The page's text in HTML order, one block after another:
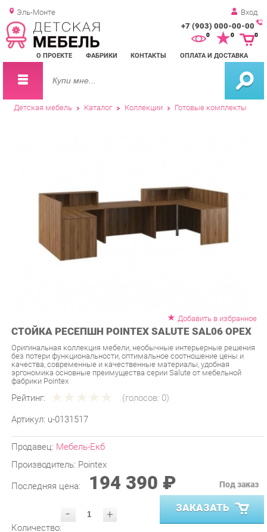
Эль-Монте Вход
+7 (903) 000-00-00
О ПРОЕКТЕ ФАБРИКИ КОНТАКТЫ ОПЛАТА И ДОСТАВКА
0 0
Детская мебель Каталог Коллекции Готовые комплекты
СТОЙКА РЕСЕПШН POINTEX SALUTE SAL06 ОРЕХ
Оригинальная коллекция мебели, необычные интерьерные решения
качества, современные и качественные материалы, удобная
эргономика основные преимущества серии Salute от мебельной
фабрики Pointex
Рейтинг:
Артикул: u-0131517
Производитель:Pointex
Последняя цена: 194 390 ₽
- ЗАКАЗАТЬ
УТОЧНИТЬ НАЛИЧИЕ